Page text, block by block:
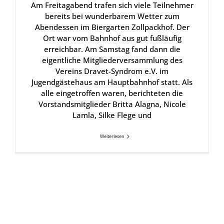
Am Freitagabend trafen sich viele Teilnehmer
bereits bei wunderbarem Wetter zum
Abendessen im Biergarten Zollpackhof. Der
Ort war vom Bahnhof aus gut fußläufig
erreichbar. Am Samstag fand dann die
eigentliche Mitgliederversammlung des
Vereins Dravet-Syndrom e.V. im
Jugendgästehaus am Hauptbahnhof statt. Als
alle eingetroffen waren, berichteten die
Vorstandsmitglieder Britta Alagna, Nicole
Lamla, Silke Flege und
Weiterlesen